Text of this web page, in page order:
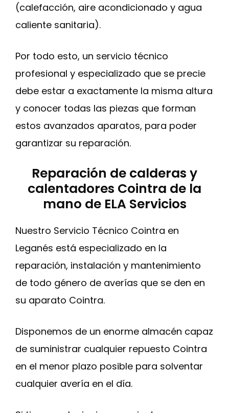
(calefacción, aire acondicionado y agua
caliente sanitaria).
Por todo esto, un servicio técnico
profesional y especializado que se precie
debe estar a exactamente la misma altura
y conocer todas las piezas que forman
estos avanzados aparatos, para poder
garantizar su reparación.
Reparación de calderas y
calentadores Cointra de la
mano de ELA Servicios
Nuestro Servicio Técnico Cointra en
Leganés está especializado en la
reparación, instalación y mantenimiento
de todo género de averías que se den en
su aparato Cointra.
Disponemos de un enorme almacén capaz
de suministrar cualquier repuesto Cointra
en el menor plazo posible para solventar
cualquier avería en el día.